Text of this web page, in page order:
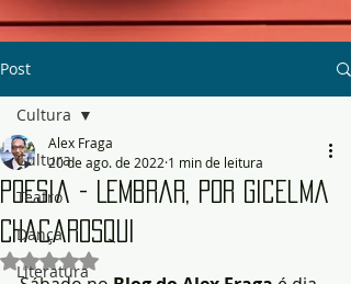
Post
Cultura
Teatro
Dança
Literatura
Cultura
Poesia - Lembrar, por Gicelma
Chacarosqui
Alex Fraga
20 de ago. de 2022 1 min de leitura
Avaliado com NaN de 5 estrelas.